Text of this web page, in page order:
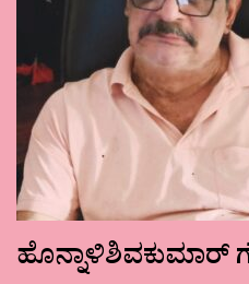
ಹೊನ್ನಾಳಿಶಿವಕುಮಾರ್